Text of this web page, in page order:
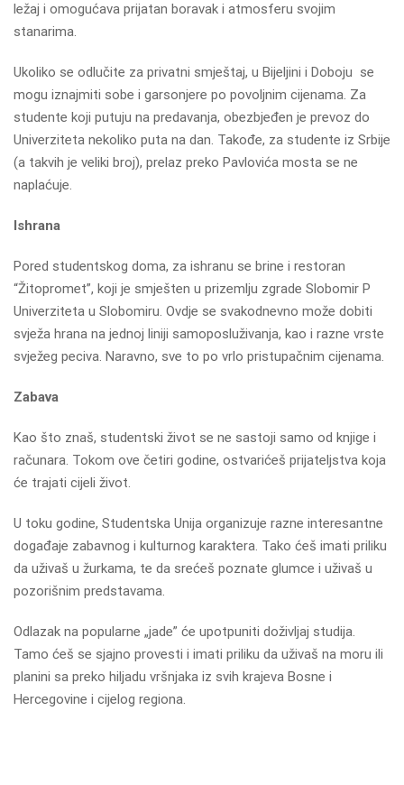
ležaj i omogućava prijatan boravak i atmosferu svojim
stanarima.
Ukoliko se odlučite za privatni smještaj, u Bijeljini i Doboju se
mogu iznajmiti sobe i garsonjere po povoljnim cijenama. Za
studente koji putuju na predavanja, obezbjeđen je prevoz do
Univerziteta nekoliko puta na dan. Takođe, za studente iz Srbije
(a takvih je veliki broj), prelaz preko Pavlovića mosta se ne
naplaćuje.
Ishrana
Pored studentskog doma, za ishranu se brine i restoran
“Žitopromet”, koji je smješten u prizemlju zgrade Slobomir P
Univerziteta u Slobomiru. Ovdje se svakodnevno može dobiti
svježa hrana na jednoj liniji samoposluživanja, kao i razne vrste
svježeg peciva. Naravno, sve to po vrlo pristupačnim cijenama.
Zabava
Kao što znaš, studentski život se ne sastoji samo od knjige i
računara. Tokom ove četiri godine, ostvarićeš prijateljstva koja
će trajati cijeli život.
U toku godine, Studentska Unija organizuje razne interesantne
događaje zabavnog i kulturnog karaktera. Tako ćeš imati priliku
da uživaš u žurkama, te da srećeš poznate glumce i uživaš u
pozorišnim predstavama.
Odlazak na popularne „jade” će upotpuniti doživljaj studija.
Tamo ćeš se sjajno provesti i imati priliku da uživaš na moru ili
planini sa preko hiljadu vršnjaka iz svih krajeva Bosne i
Hercegovine i cijelog regiona.